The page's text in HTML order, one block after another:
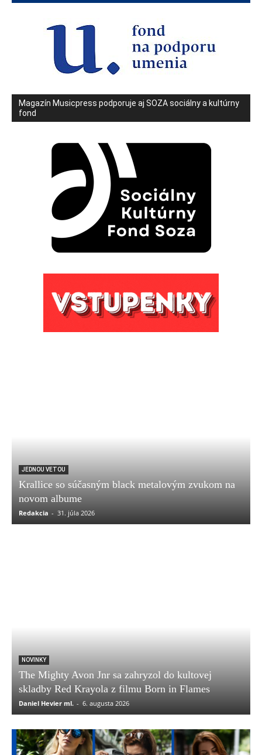
Magazín Musicpress podporuje aj SOZA sociálny a kultúrny
fond
JEDNOU VETOU
Krallice so súčasným black metalovým zvukom na
novom albume
Redakcia - 31. júla 2026
NOVINKY
The Mighty Avon Jnr sa zahryzol do kultovej
skladby Red Krayola z filmu Born in Flames
Daniel Hevier ml. - 6. augusta 2026